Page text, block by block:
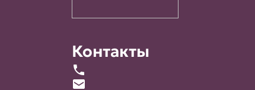
Контакты